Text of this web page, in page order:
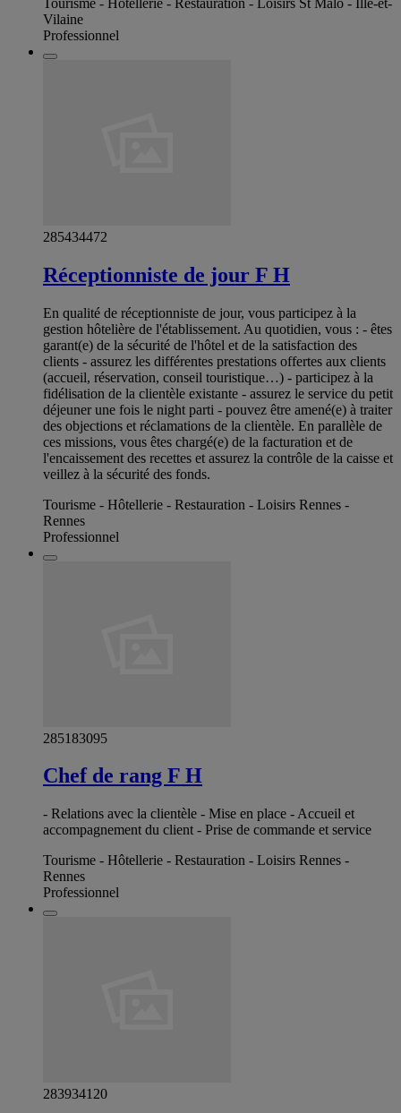
Vilaine
Professionnel
285434472
Réceptionniste de jour F H
En qualité de réceptionniste de jour, vous participez à la
gestion hôtelière de l'établissement. Au quotidien, vous : - êtes
garant(e) de la sécurité de l'hôtel et de la satisfaction des
clients - assurez les différentes prestations offertes aux clients
(accueil, réservation, conseil touristique…) - participez à la
fidélisation de la clientèle existante - assurez le service du petit
déjeuner une fois le night parti - pouvez être amené(e) à traiter
des objections et réclamations de la clientèle. En parallèle de
ces missions, vous êtes chargé(e) de la facturation et de
l'encaissement des recettes et assurez la contrôle de la caisse et
veillez à la sécurité des fonds.
Tourisme - Hôtellerie - Restauration - Loisirs Rennes -
Rennes
Professionnel
285183095
Chef de rang F H
- Relations avec la clientèle - Mise en place - Accueil et
accompagnement du client - Prise de commande et service
Tourisme - Hôtellerie - Restauration - Loisirs Rennes -
Rennes
Professionnel
283934120